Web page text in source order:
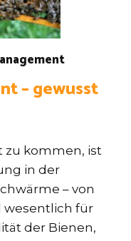
– gewusst
zu kommen, ist
in der
– von
wesentlich für
der Bienen,